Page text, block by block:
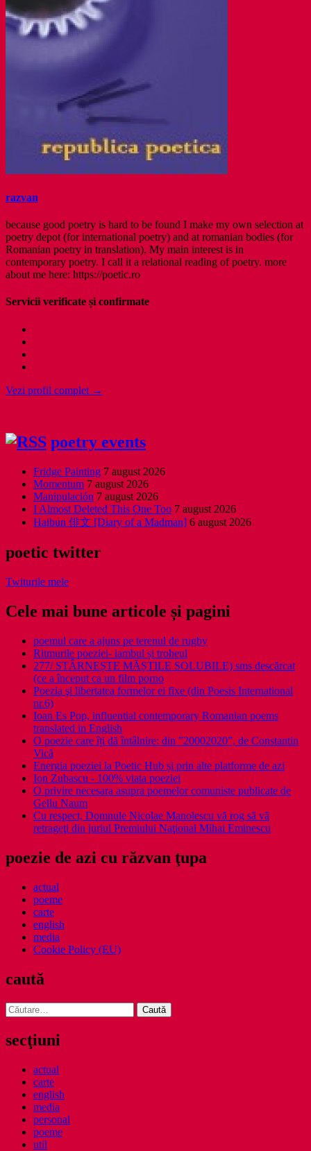
razvan
because good poetry is hard to be found I make my own selection at
poetry depot (for international poetry) and at romanian bodies (for
Romanian poetry in translation). My main interest is in
contemporary poetry. I call it a relational reading of poetry. more
about me here: https://poetic.ro
Servicii verificate și confirmate
Vezi profil complet →
poetry events
Fridge Painting 7 august 2026
Momentum 7 august 2026
Manipulación 7 august 2026
I Almost Deleted This One Too 7 august 2026
Haibun 俳文 [Diary of a Madman] 6 august 2026
poetic twitter
Twiturile mele
Cele mai bune articole și pagini
poemul care a ajuns pe terenul de rugby
Ritmurile poeziei- iambul și troheul
277/ STÂRNEȘTE MĂȘTILE SOLUBILE) sms descărcat
(ce a început ca un film porno
Poezia şi libertatea formelor ei fixe (din Poesis International
nr.6)
Ioan Es Pop, influential contemporary Romanian poems
translated in English
O poezie care îți dă întâlnire: din ”20002020”, de Constantin
Vică
Energia poeziei la Poetic Hub și prin alte platforme de azi
Ion Zubascu - 100% viata poeziei
O privire necesara asupra poemelor comuniste publicate de
Gellu Naum
Cu respect, Domnule Nicolae Manolescu vă rog să vă
retrageţi din juriul Premiului Naţional Mihai Eminescu
poezie de azi cu răzvan ţupa
actual
poeme
carte
english
media
Cookie Policy (EU)
caută
Caută
după:
secţiuni
actual
carte
english
media
personal
poeme
util